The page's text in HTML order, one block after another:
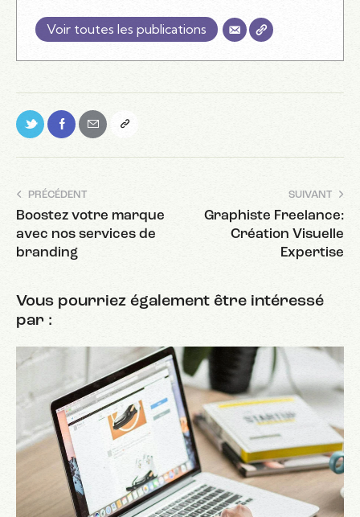
Voir toutes les publications
PRÉCÉDENT
Boostez votre marque
avec nos services de
branding
SUIVANT
Graphiste Freelance:
Création Visuelle
Expertise
Vous pourriez également être intéressé
par :